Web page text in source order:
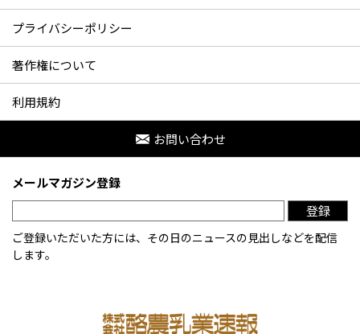
プライバシーポリシー
著作権について
利用規約
お問い合わせ
メールマガジン登録
登録
ご登録いただいた方には、その日のニュースの見出しなどを配信
します。